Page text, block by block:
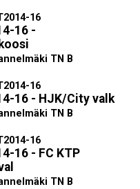
16
16 -
TN B
16
16 - HJK/City valk
TN B
16
16 - FC KTP
TN B